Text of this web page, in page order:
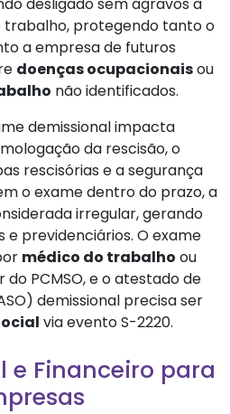
desligado sem agravos à
trabalho, protegendo tanto o
a empresa de futuros
doenças ocupacionaisou
não identificados.
demissional impacta
da rescisão, o
rescisórias e a segurança
o exame dentro do prazo, a
irregular, gerando
e previdenciários. O exame
médico do trabalho ou
PCMSO, e o atestado de
demissional precisa ser
via evento S-2220.
e Financeiro para